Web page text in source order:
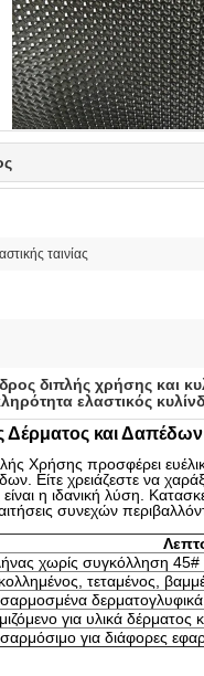
ταινίας
διπλής χρήσης και
ελαστικός
Δέρματος και
Χρήσης προσφέρει
Είτε χρειάζεστε να
η ιδανική λύση.
συνεχών
χωρίς συγκόλληση 45#
τεταμένος,
για υλικά δέρματος
για διάφορες